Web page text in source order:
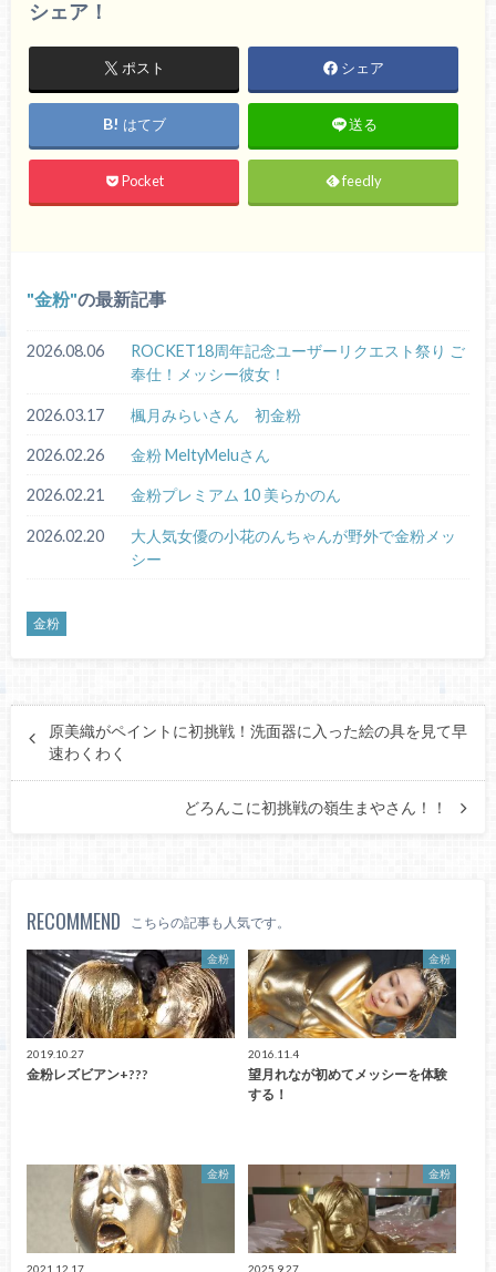
シェア！
ポスト シェア
はてブ 送る
Pocket feedly
金粉 の最新記事
2026.08.06
ROCKET18周年記念ユーザーリクエスト祭り ご
奉仕！メッシー彼女！
2026.03.17 楓月みらいさん 初金粉
2026.02.26 金粉 MeltyMeluさん
2026.02.21 金粉プレミアム 10 美らかのん
2026.02.20
大人気女優の小花のんちゃんが野外で金粉メッ
シー
金粉
原美織がペイントに初挑戦！洗面器に入った絵の具を見て早
速わくわく
どろんこに初挑戦の嶺生まやさん！！
RECOMMEND こちらの記事も人気です。
金粉
2019.10.27
金粉レズビアン+???
金粉
2016.11.4
望月れなが初めてメッシーを体験
する！
金粉
2021.12.17
金粉
2025.9.27